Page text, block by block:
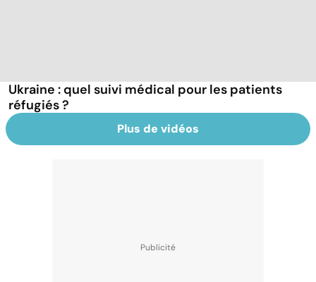
Ukraine : quel suivi médical pour les patients
réfugiés ?
Plus de vidéos